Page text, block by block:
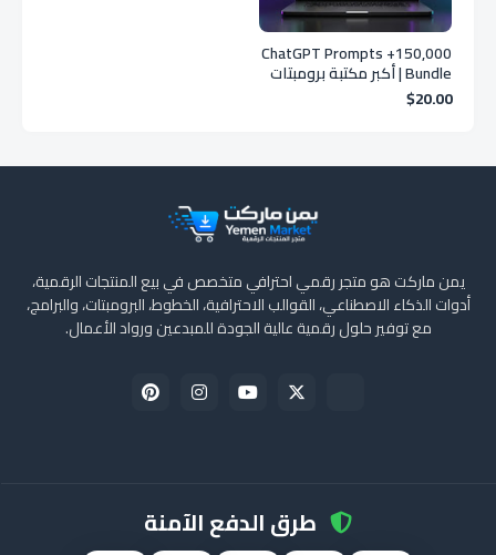
150,000+ ChatGPT Prompts
Bundle | أكبر مكتبة برومبتات
ChatGPT الاحترافية
$20.00
يمن ماركت هو متجر رقمي احترافي متخصص في بيع المنتجات الرقمية،
أدوات الذكاء الاصطناعي، القوالب الاحترافية، الخطوط، البرومبتات، والبرامج،
مع توفير حلول رقمية عالية الجودة للمبدعين ورواد الأعمال.
طرق الدفع الآمنة